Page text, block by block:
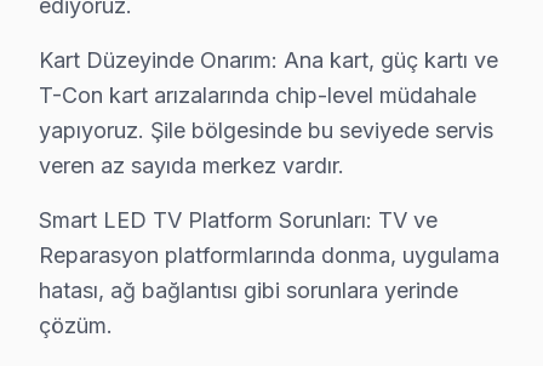
Şile bölgesinde Telenova televizyonunuz
Şile'deki Tecrübemiz: Şile ve yakın çevrede yılların
Şile Servis Güvencesi: Şile'de gerçekleştirilen her
Şile Telenova Sertifikalı Kadro: Telenova yetkili
Şile'de İtibar: Şile ve çevresinde tercih edilen
Arayın, emin olun, sonra karar verin. 0850 811 14 36
Uzman Telenova Teknisyen Ekibimiz
Şile Telenova Hizmet'in başarısı, Şile ekibimizin
ediyoruz.
Kart Düzeyinde Onarım: Ana kart, güç kartı ve
T-Con kart arızalarında chip-level müdahale
yapıyoruz. Şile bölgesinde bu seviyede servis
veren az sayıda merkez vardır.
Smart LED TV Platform Sorunları: TV ve
Reparasyon platformlarında donma, uygulama
hatası, ağ bağlantısı gibi sorunlara yerinde
çözüm.